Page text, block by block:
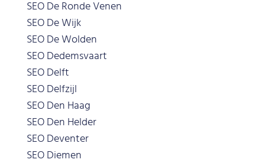
SEO De Ronde Venen
SEO De Wijk
SEO De Wolden
SEO Dedemsvaart
SEO Delft
SEO Delfzijl
SEO Den Haag
SEO Den Helder
SEO Deventer
SEO Diemen